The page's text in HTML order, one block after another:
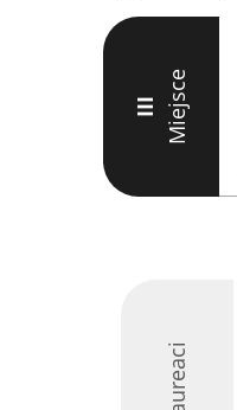
III Miejsce
Laureaci